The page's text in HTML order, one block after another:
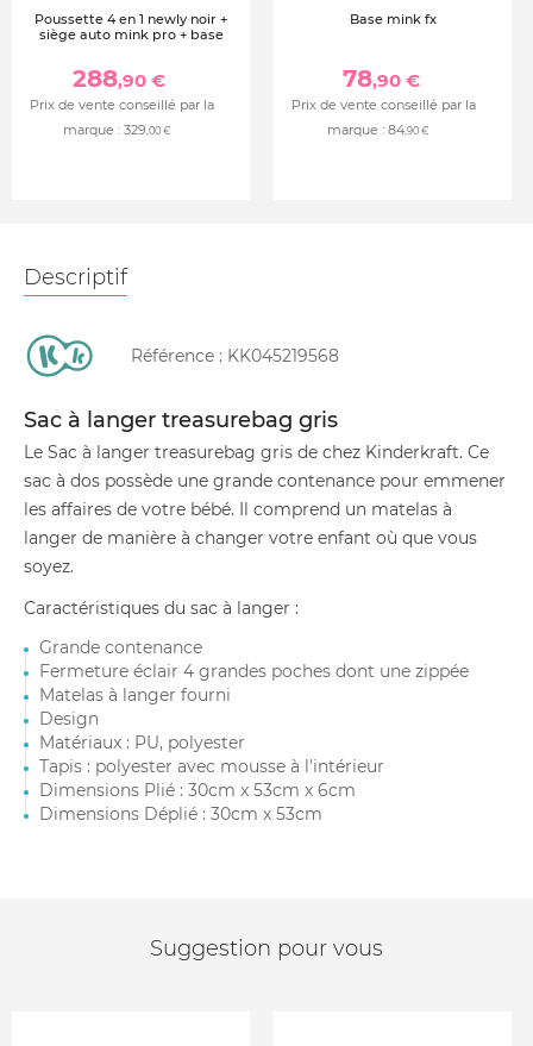
Poussette 4 en 1 newly noir +
siège auto mink pro + base
288,90 €
Prix de vente conseillé par la
marque : 329,00 €
Base mink fx
78,90 €
Prix de vente conseillé par la
marque : 84,90 €
Descriptif
Référence : KK045219568
Sac à langer treasurebag gris
Le Sac à langer treasurebag gris de chez Kinderkraft. Ce
sac à dos possède une grande contenance pour emmener
les affaires de votre bébé. Il comprend un matelas à
langer de manière à changer votre enfant où que vous
soyez.
Caractéristiques du sac à langer :
Grande contenance
Fermeture éclair 4 grandes poches dont une zippée
Matelas à langer fourni
Design
Matériaux : PU, polyester
Tapis : polyester avec mousse à l'intérieur
Dimensions Plié : 30cm x 53cm x 6cm
Dimensions Déplié : 30cm x 53cm
Suggestion pour vous